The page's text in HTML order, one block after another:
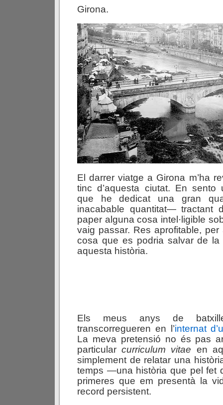
Girona.
El darrer viatge a Girona m’ha
tinc d’aquesta ciutat. En sento
que he dedicat una gran
inacabable quantitat— tractant
paper alguna cosa intel·ligible
vaig passar. Res aprofitable, per
cosa que es podria salvar de la
aquesta història.
Els meus anys de
transcorregueren en l’internat
La meva pretensió no és pas
particularcurriculum vitae en
simplement de relatar una
temps —una història que pel fet
primeres que em presentà la
record persistent.